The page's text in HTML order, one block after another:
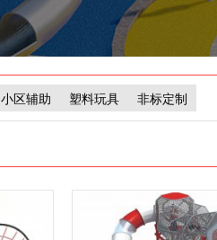
小区辅助 塑料玩具 非标定制